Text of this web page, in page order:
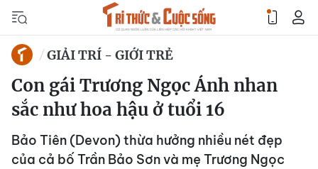
GIẢI TRÍ - GIỚI TRẺ
Con gái Trương Ngọc Ánh nhan
sắc như hoa hậu ở tuổi 16
Bảo Tiên (Devon) thừa hưởng nhiều nét đẹp
của cả bố Trần Bảo Sơn và mẹ Trương Ngọc